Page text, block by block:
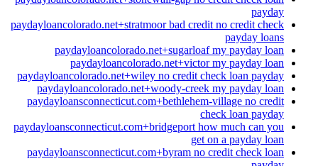
payday
paydayloancolorado.net+stratmoor bad credit no credit check
payday loans
paydayloancolorado.net+sugarloaf my payday loan
paydayloancolorado.net+victor my payday loan
paydayloancolorado.net+wiley no credit check loan payday
paydayloancolorado.net+woody-creek my payday loan
paydayloansconnecticut.com+bethlehem-village no credit
check loan payday
paydayloansconnecticut.com+bridgeport how much can you
get on a payday loan
paydayloansconnecticut.com+byram no credit check loan